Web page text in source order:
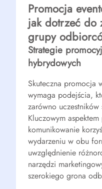
Promocja
jak dotrzeć do
grupy
Strategie
hybrydowych
Skuteczna promocja
wymaga podejścia,
zarówno
Kluczowym
komunikowanie
wydarzeniu w obu
uwzględnienie
narzędzi
szerokiego grona